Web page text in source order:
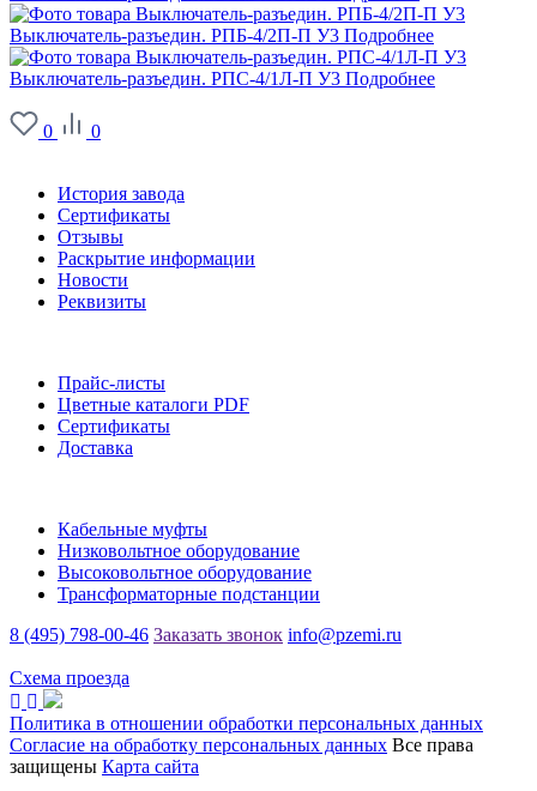
Выключатель-разъедин. РПБ-4/2П-П У3 Подробнее
Выключатель-разъедин. РПС-4/1Л-П У3 Подробнее
0
0
История завода
Сертификаты
Отзывы
Раскрытие информации
Новости
Реквизиты
Прайс-листы
Цветные каталоги PDF
Сертификаты
Доставка
Кабельные муфты
Низковольтное оборудование
Высоковольтное оборудование
Трансформаторные подстанции
8 (495) 798-00-46 Заказать звонок info@pzemi.ru
Схема проезда
Политика в отношении обработки персональных данных
Согласие на обработку персональных данных Все права
защищены Карта сайта